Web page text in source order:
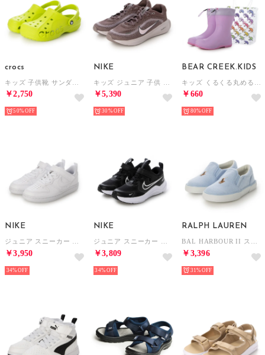
crocs
￥2,750
50%
NIKE
￥5,390
30%
BEAR CREEK.KIDS
￥660
80%
NIKE
ジュニア スニーカー コート ボロー LOW リクラフト PS DV5457106 （ホワイト/ホワイト/ホワイト）
￥3,950
34%
NIKE
ジュニア スニーカー コスミック ランナー PSV HM4400003 （ブラック/ホワイト/アンスラサイト）
￥3,809
34%
RALPH LAUREN
BAL HARBOUR II スリッポン （ライトブルー）
￥3,396
31%